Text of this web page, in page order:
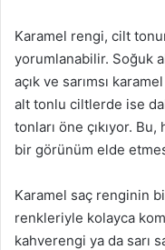
Karamel rengi, cilt
yorumlanabilir. Soğuk
açık ve sarımsı
alt tonlu ciltlerde ise
tonları öne çıkıyor.
bir görünüm elde
Karamel saç renginin
renkleriyle kolayca
kahverengi ya da sarı